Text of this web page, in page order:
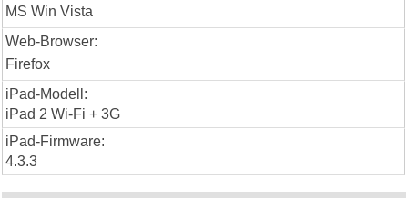
MS Win Vista
Web-Browser:
Firefox
iPad-Modell:
iPad 2 Wi-Fi + 3G
iPad-Firmware:
4.3.3